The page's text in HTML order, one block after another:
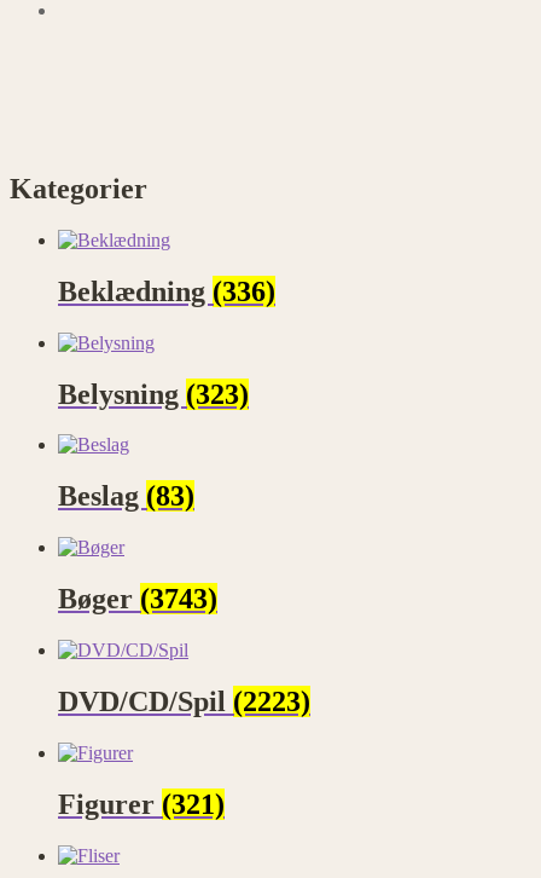
Kategorier
Beklædning (336)
Belysning (323)
Beslag (83)
Bøger (3743)
DVD/CD/Spil (2223)
Figurer (321)